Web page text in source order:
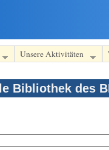
Unsere Aktivitäten
Bibliothek des